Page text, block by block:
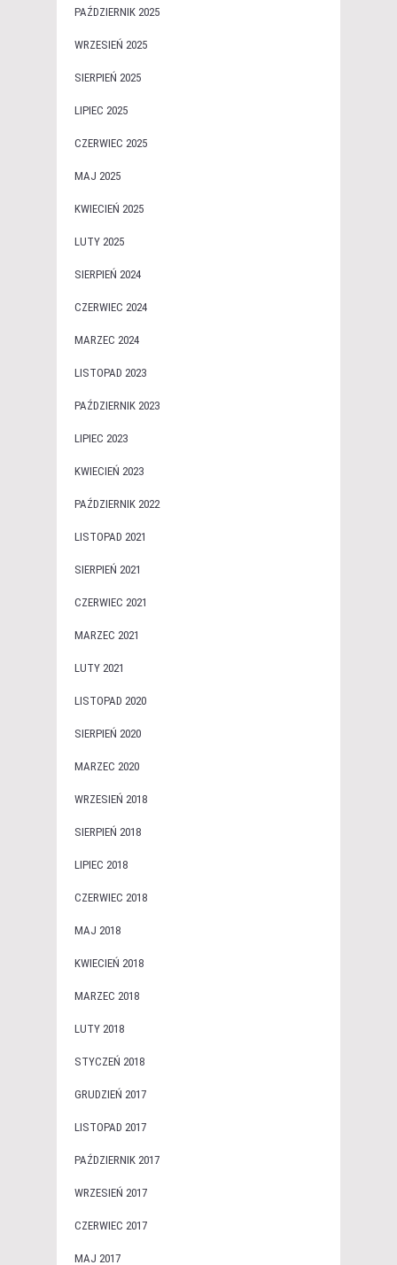
PAŹDZIERNIK 2025
WRZESIEŃ 2025
SIERPIEŃ 2025
LIPIEC 2025
CZERWIEC 2025
MAJ 2025
KWIECIEŃ 2025
LUTY 2025
SIERPIEŃ 2024
CZERWIEC 2024
MARZEC 2024
LISTOPAD 2023
PAŹDZIERNIK 2023
LIPIEC 2023
KWIECIEŃ 2023
PAŹDZIERNIK 2022
LISTOPAD 2021
SIERPIEŃ 2021
CZERWIEC 2021
MARZEC 2021
LUTY 2021
LISTOPAD 2020
SIERPIEŃ 2020
MARZEC 2020
WRZESIEŃ 2018
SIERPIEŃ 2018
LIPIEC 2018
CZERWIEC 2018
MAJ 2018
KWIECIEŃ 2018
MARZEC 2018
LUTY 2018
STYCZEŃ 2018
GRUDZIEŃ 2017
LISTOPAD 2017
PAŹDZIERNIK 2017
WRZESIEŃ 2017
CZERWIEC 2017
MAJ 2017